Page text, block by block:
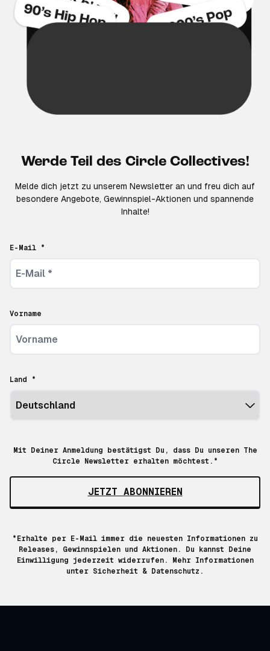
Werde Teil des Circle Collectives!
Melde dich jetzt zu unserem Newsletter an und freu dich auf
besondere Angebote, Gewinnspiel-Aktionen und spannende
Inhalte!
E-Mail *
Vorname
Land *
Mit Deiner Anmeldung bestätigst Du, dass Du unseren The
Circle Newsletter erhalten möchtest.*
JETZT ABONNIEREN
*Erhalte per E-Mail immer die neuesten Informationen zu
Releases, Gewinnspielen und Aktionen. Du kannst Deine
Einwilligung jederzeit widerrufen. Mehr Informationen
unter Sicherheit & Datenschutz.